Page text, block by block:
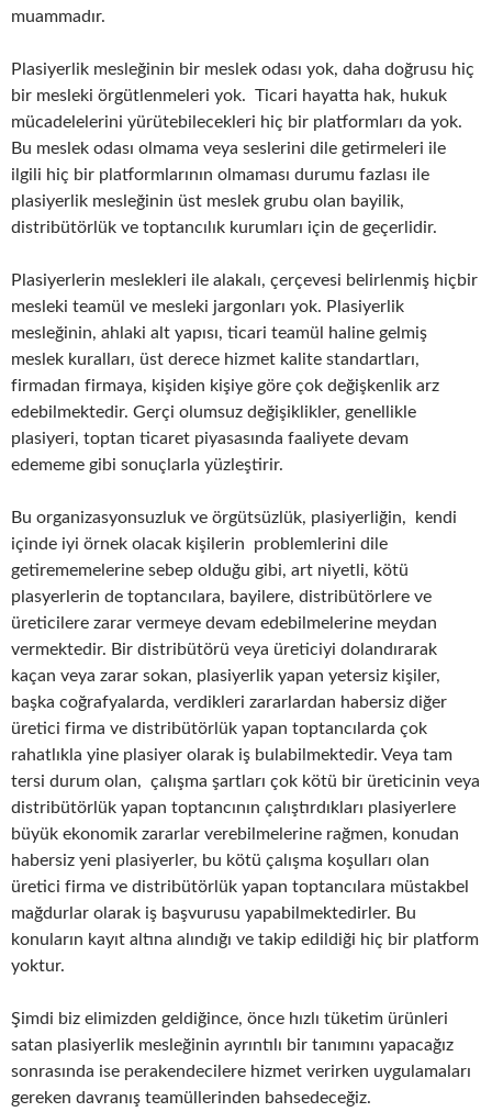
muammadır.
Plasiyerlik mesleğinin bir meslek odası yok, daha doğrusu hiç
bir mesleki örgütlenmeleri yok. Ticari hayatta hak, hukuk
mücadelelerini yürütebilecekleri hiç bir platformları da yok.
Bu meslek odası olmama veya seslerini dile getirmeleri ile
ilgili hiç bir platformlarının olmaması durumu fazlası ile
plasiyerlik mesleğinin üst meslek grubu olan bayilik,
distribütörlük ve toptancılık kurumları için de geçerlidir.
Plasiyerlerin meslekleri ile alakalı, çerçevesi belirlenmiş hiçbir
mesleki teamül ve mesleki jargonları yok. Plasiyerlik
mesleğinin, ahlaki alt yapısı, ticari teamül haline gelmiş
meslek kuralları, üst derece hizmet kalite standartları,
firmadan firmaya, kişiden kişiye göre çok değişkenlik arz
edebilmektedir. Gerçi olumsuz değişiklikler, genellikle
plasiyeri, toptan ticaret piyasasında faaliyete devam
edememe gibi sonuçlarla yüzleştirir.
Bu organizasyonsuzluk ve örgütsüzlük, plasiyerliğin, kendi
içinde iyi örnek olacak kişilerin problemlerini dile
getirememelerine sebep olduğu gibi, art niyetli, kötü
plasyerlerin de toptancılara, bayilere, distribütörlere ve
üreticilere zarar vermeye devam edebilmelerine meydan
vermektedir. Bir distribütörü veya üreticiyi dolandırarak
kaçan veya zarar sokan, plasiyerlik yapan yetersiz kişiler,
başka coğrafyalarda, verdikleri zararlardan habersiz diğer
üretici firma ve distribütörlük yapan toptancılarda çok
rahatlıkla yine plasiyer olarak iş bulabilmektedir. Veya tam
tersi durum olan, çalışma şartları çok kötü bir üreticinin veya
distribütörlük yapan toptancının çalıştırdıkları plasiyerlere
büyük ekonomik zararlar verebilmelerine rağmen, konudan
habersiz yeni plasiyerler, bu kötü çalışma koşulları olan
üretici firma ve distribütörlük yapan toptancılara müstakbel
mağdurlar olarak iş başvurusu yapabilmektedirler. Bu
konuların kayıt altına alındığı ve takip edildiği hiç bir platform
yoktur.
Şimdi biz elimizden geldiğince, önce hızlı tüketim ürünleri
satan plasiyerlik mesleğinin ayrıntılı bir tanımını yapacağız
sonrasında ise perakendecilere hizmet verirken uygulamaları
gereken davranış teamüllerinden bahsedeceğiz.